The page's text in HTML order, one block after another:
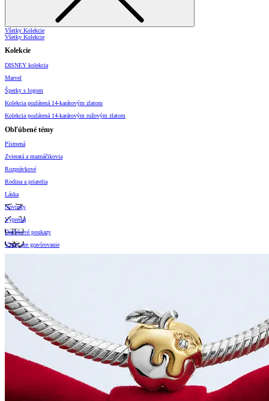
Všetky Kolekcie
Všetky Kolekcie
Kolekcie
DISNEY kolekcia
Marvel
Šperky s logom
Kolekcia pozlátená 14-karátovým zlatom
Kolekcia pozlátená 14-karátovým ružovým zlatom
Obľúbené témy
Písmená
Zvieratá a maznáčikovia
Rozprávkové
Rodina a priatelia
Láska
Novinky
Výpredaj
Darčekové poukazy
Vzory pre gravírovanie